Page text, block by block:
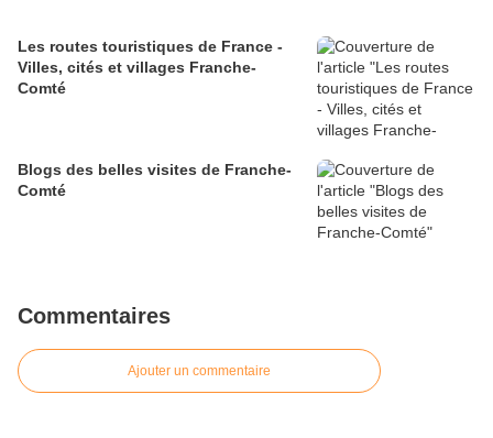
Les routes touristiques de France -
Villes, cités et villages Franche-
Comté
Blogs des belles visites de Franche-
Comté
Commentaires
Ajouter un commentaire